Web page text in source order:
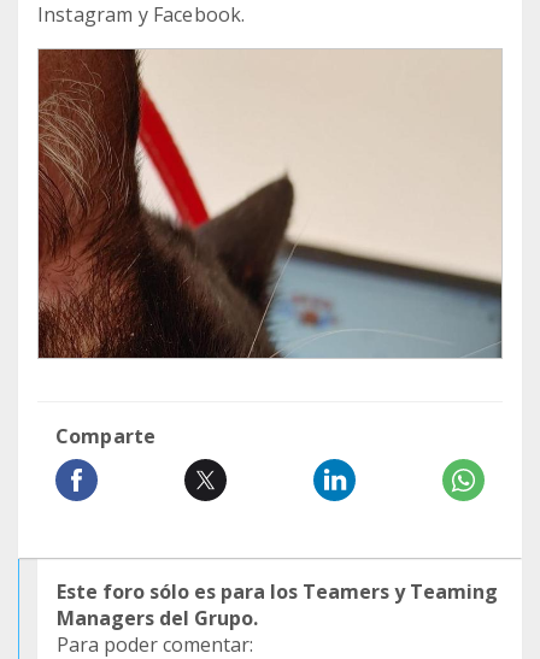
Instagram y Facebook.
Comparte
Este foro sólo es para los Teamers y Teaming
Managers del Grupo.
Para poder comentar: